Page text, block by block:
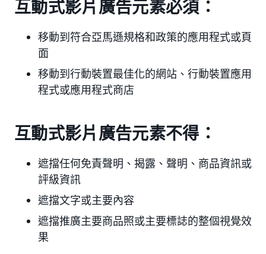
互動式影片廣告元素必須：
移動到符合亞馬遜規格和政策的應用程式或頁
面
移動到行動裝置最佳化的網站、行動裝置應用
程式或應用程式商店
互動式影片廣告元素不得：
遮擋任何免責聲明、揭露、聲明、商品資訊或
評級資訊
遮擋文字或主要內容
遮擋推廣主要商品照或主要標誌的整個視覺效
果